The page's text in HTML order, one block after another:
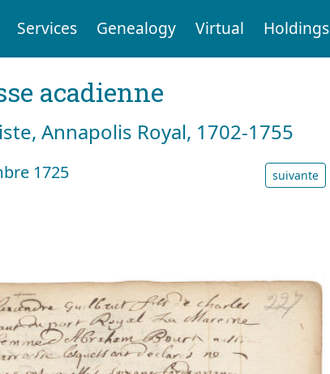
Services Genealogy Virtual Holdings
acadienne
Annapolis Royal, 1702-1755
1725 suivante